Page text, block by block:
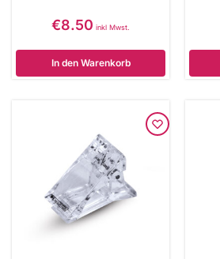
€8.50 inkl Mwst.
In den Warenkorb